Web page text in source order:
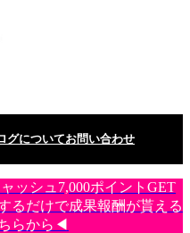
グについてお問い合わせ
ッシュ7,000ポイントGET
るだけで成果報酬が貰える
らから◀